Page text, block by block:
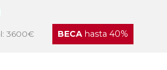
3600€ BECAhasta 40%